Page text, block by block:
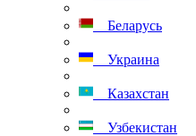
Беларусь
Украина
Казахстан
Узбекистан